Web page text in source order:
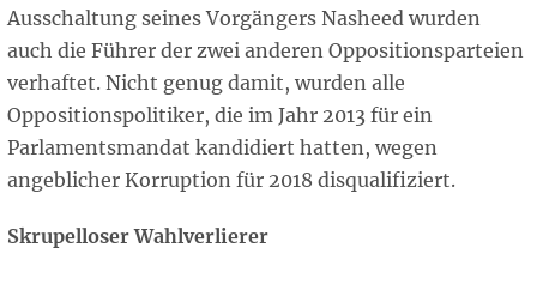
Ausschaltung seines Vorgängers Nasheed wurden
auch die Führer der zwei anderen Oppositionsparteien
verhaftet. Nicht genug damit, wurden alle
Oppositionspolitiker, die im Jahr 2013 für ein
Parlamentsmandat kandidiert hatten, wegen
angeblicher Korruption für 2018 disqualifiziert.
Skrupelloser Wahlverlierer